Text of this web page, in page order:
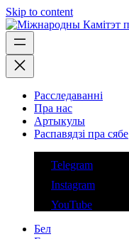
Skip to content
Расследаванні
Пра нас
Артыкулы
Распавядзі пра сябе
Telegram
Instagram
YouTube
Бел